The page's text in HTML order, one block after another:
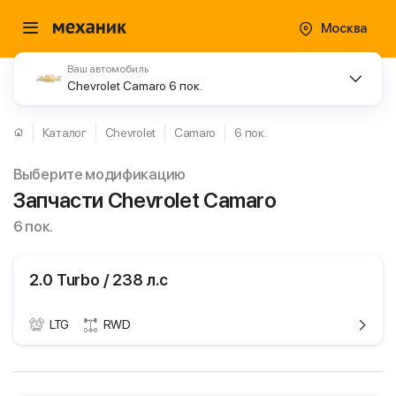
Москва
Ваш автомобиль
Chevrolet Camaro 6 пок.
Каталог Chevrolet Camaro 6 пок.
Выберите модификацию
Запчасти Chevrolet Camaro
6 пок.
2.0 Turbo / 238 л.с
LTG RWD
Chevrolet Camaro